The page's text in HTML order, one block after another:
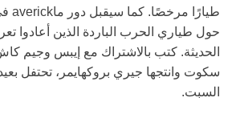
طيارًا مرخصًا. كما سيقبل دور ماaverick في
حول طياري الحرب الباردة الذين أعادوا
الحديثة. كتب بالاشتراك مع إيبس وجيم
سكوت وانتجها جيري بروكهايمر، تحتفل
السبت.